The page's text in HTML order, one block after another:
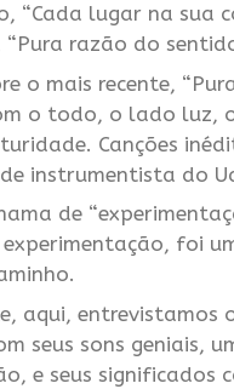
“Cada lugar na sua
“Pura razão do
o mais recente,
o todo, o lado luz,
Canções
instrumentista do
de
foi
aqui,
seus sons geniais,
e seus significados